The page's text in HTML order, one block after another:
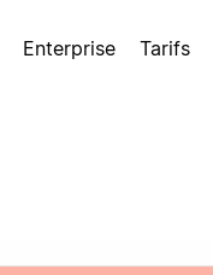
Enterprise Tarifs